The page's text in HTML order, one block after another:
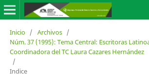
Inicio / Archivos /
Núm. 37 (1995): Tema Central: Escritoras
Coordinadora del TC Laura Cazares Hernández
/
Indice